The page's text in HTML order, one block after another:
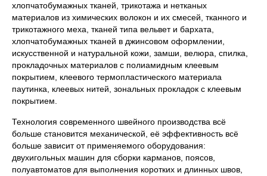
хлопчатобумажных тканей, трикотажа и нетканых
материалов из химических волокон и их смесей, тканного и
трикотажного меха, тканей типа вельвет и бархата,
хлопчатобумажных тканей в джинсовом оформлении,
искусственной и натуральной кожи, замши, велюра, спилка,
прокладочных материалов с полиамидным клеевым
покрытием, клеевого термопластического материала
паутинка, клеевых нитей, зональных прокладок с клеевым
покрытием.
Технология современного швейного производства всё
больше становится механической, её эффективность всё
больше зависит от применяемого оборудования:
двухигольных машин для сборки карманов, поясов,
полуавтоматов для выполнения коротких и длинных швов,